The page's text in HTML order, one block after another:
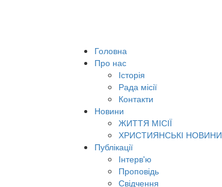
Головна
Про нас
Історія
Рада місії
Контакти
Новини
ЖИТТЯ МІСІЇ
ХРИСТИЯНСЬКІ НОВИНИ
Публікації
Інтерв'ю
Проповідь
Свідчення